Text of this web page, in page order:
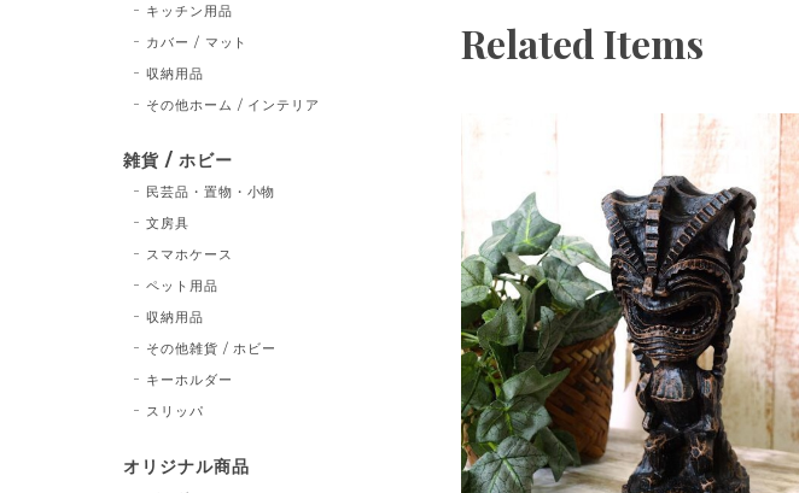
Related Items
キッチン用品
カバー / マット
収納用品
その他ホーム / インテリア
雑貨 / ホビー
民芸品・置物・小物
文房具
スマホケース
ペット用品
収納用品
その他雑貨 / ホビー
キーホルダー
スリッパ
オリジナル商品